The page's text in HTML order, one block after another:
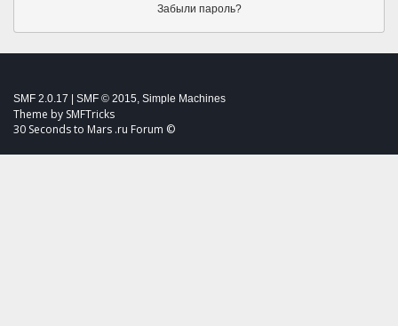
Забыли пароль?
SMF 2.0.17 SMF © 2015, Simple Machines
Theme by SMFTricks
30 Seconds to Mars .ru Forum ©